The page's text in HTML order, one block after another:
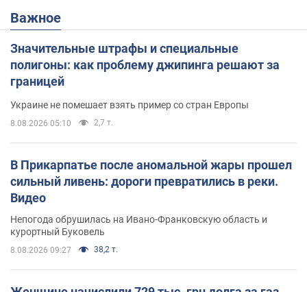
Важное
Значительные штрафы и специальные
полигоны: как проблему джипинга решают за
границей
Украине не помешает взять пример со стран Европы
8.08.2026 05:10 2,7 т.
В Прикарпатье после аномальной жары прошел
сильный ливень: дороги превратились в реки.
Видео
Непогода обрушилась на Ивано-Франковскую область и
курортный Буковель
8.08.2026 09:27 38,2 т.